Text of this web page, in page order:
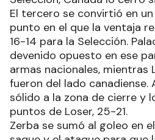
El tercero se convirtió en
punto en el que la ventaja
16-14 para la Selección.
devenido opuesto en ese
armas nacionales, mientras
fueron del lado
sólido a la zona de cierre y
puntos de Loser, 25-21.
Zerba se sumó al goleo en